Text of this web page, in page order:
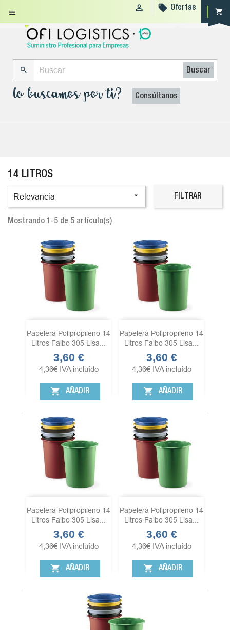
 shopping_cart
  Ofertas
 Buscar
lo buscamos por ti? Consúltanos
14 LITROS
Relevancia  FILTRAR
Mostrando 1-5 de 5 artículo(s)
Papelera Polipropileno 14
Litros Faibo 305 Lisa...
Precio
3,60 €
4,36€ IVA incluído
shopping_cart AÑADIR
Papelera Polipropileno 14
Litros Faibo 305 Lisa...
Precio
3,60 €
4,36€ IVA incluído
shopping_cart AÑADIR
Papelera Polipropileno 14
Litros Faibo 305 Lisa...
Precio
3,60 €
4,36€ IVA incluído
shopping_cart AÑADIR
Papelera Polipropileno 14
Litros Faibo 305 Lisa...
Precio
3,60 €
4,36€ IVA incluído
shopping_cart AÑADIR